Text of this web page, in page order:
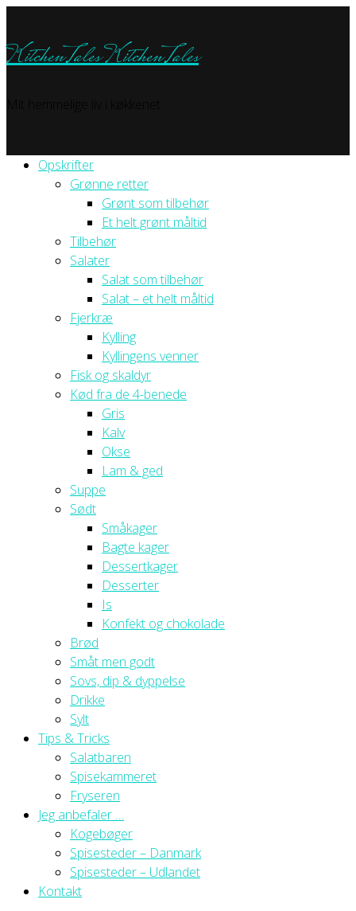
KitchenTalesKitchenTales
Opskrifter
Grønne retter
Grønt som tilbehør
Et helt grønt måltid
Tilbehør
Salater
Salat som tilbehør
Salat – et helt måltid
Fjerkræ
Kylling
Kyllingens venner
Fisk og skaldyr
Kød fra de 4-benede
Gris
Kalv
Okse
Lam & ged
Suppe
Sødt
Småkager
Bagte kager
Dessertkager
Desserter
Is
Konfekt og chokolade
Brød
Småt men godt
Sovs, dip & dyppelse
Drikke
Sylt
Tips & Tricks
Salatbaren
Spisekammeret
Fryseren
Jeg anbefaler …
Kogebøger
Spisesteder – Danmark
Spisesteder – Udlandet
Kontakt